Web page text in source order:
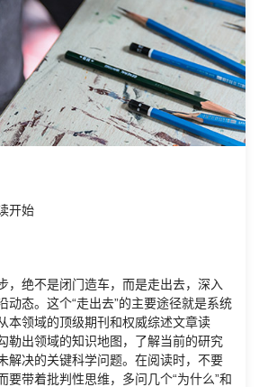
开始
，绝不是闭门造车，而是走出去，深入
动态。这个“走出去”的主要途径就是系统
本领域的顶级期刊和权威综述文章读
勒出领域的知识地图，了解当前的研究
解决的关键科学问题。在阅读时，不要
要带着批判性思维，多问几个“为什么”和